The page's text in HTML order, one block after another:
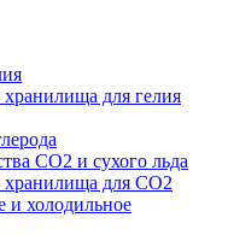
для гелия
СО2 и сухого льда
для CO2
и холодильное